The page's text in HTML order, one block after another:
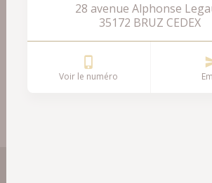
28 avenue Alphonse
35172 BRUZ CEDEX
Voir le numéro